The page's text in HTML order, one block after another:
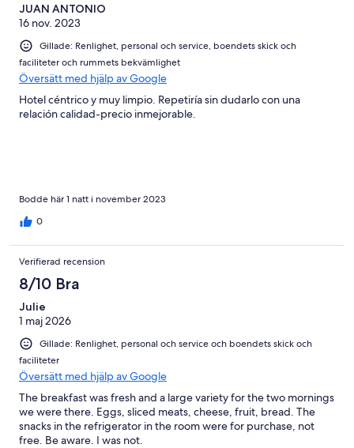
JUAN ANTONIO
16 nov. 2023
Gillade: Renlighet, personal och service, boendets skick och
faciliteter och rummets bekvämlighet
Översätt med hjälp av Google
Hotel céntrico y muy limpio. Repetiría sin dudarlo con una
relación calidad-precio inmejorable.
Bodde här 1 natt i november 2023
0
Verifierad recension
8/10 Bra
Julie
1 maj 2026
Gillade: Renlighet, personal och service och boendets skick och
faciliteter
Översätt med hjälp av Google
The breakfast was fresh and a large variety for the two mornings
we were there. Eggs, sliced meats, cheese, fruit, bread. The
snacks in the refrigerator in the room were for purchase, not
free. Be aware. I was not.